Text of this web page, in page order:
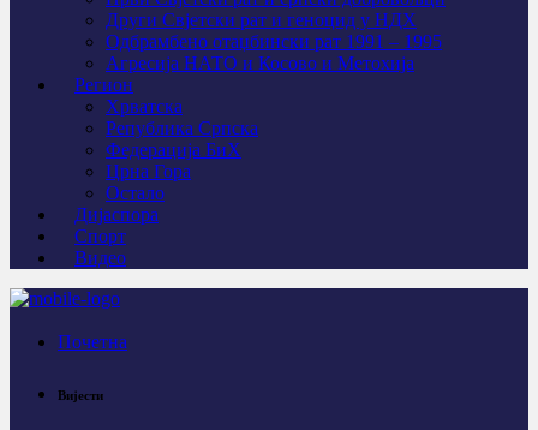
Други Свјетски рат и геноцид у НДХ
Одбрамбено отаџбински рат 1991 – 1995
Агресија НАТО и Косово и Метохија
Регион
Хрватска
Република Српска
Федерација БиХ
Црна Гора
Остало
Дијаспора
Спорт
Видео
Почетна
Вијести